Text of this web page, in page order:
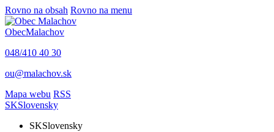
Rovno na obsah Rovno na menu
ObecMalachov
048/410 40 30
ou@malachov.sk
Mapa webu RSS
SKSlovensky
SKSlovensky